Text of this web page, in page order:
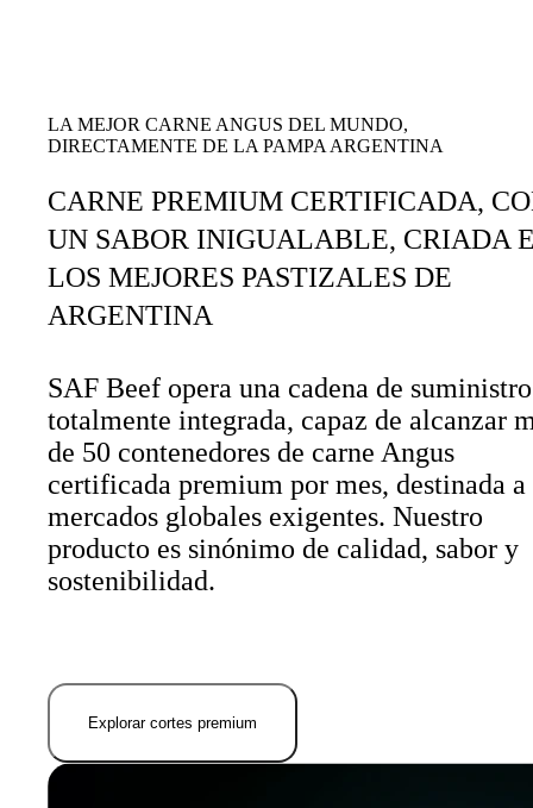
LA MEJOR CARNE ANGUS DEL MUNDO,
DIRECTAMENTE DE LA PAMPA ARGENTINA
CARNE PREMIUM CERTIFICADA,
UN SABOR INIGUALABLE, CRIADA
LOS MEJORES PASTIZALES DE
ARGENTINA
SAF Beef opera una cadena de suministro
totalmente integrada, capaz de alcanzar
de 50 contenedores de carne Angus
certificada premium por mes, destinada a
mercados globales exigentes. Nuestro
producto es sinónimo de calidad, sabor y
sostenibilidad.
Explorar cortes premium